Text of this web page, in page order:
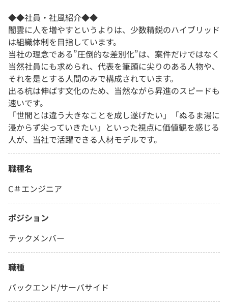
◆◆社員・社風紹介◆◆
闇雲に人を増やすというよりは、少数精鋭のハイブリッド
は組織体制を目指しています。
当社の理念である”圧倒的な差別化”は、案件だけではなく
当然社員にも求められ、代表を筆頭に尖りのある人物や、
それを是とする人間のみで構成されています。
出る杭は伸ばす文化のため、当然ながら昇進のスピードも
速いです。
「世間とは違う大きなことを成し遂げたい」「ぬるま湯に
浸からず尖っていきたい」といった視点に価値観を感じる
人が、当社で活躍できる人材モデルです。
職種名
C＃エンジニア
ポジション
テックメンバー
職種
バックエンド/サーバサイド